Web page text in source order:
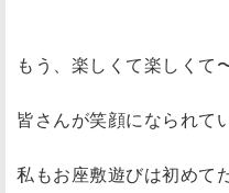
もう、楽しくて楽しくて
皆さんが笑顔になられて
私もお座敷遊びは初めて